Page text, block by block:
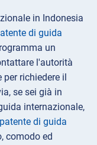
in Indonesia
di guida
un
l'autorità
richiedere il
se sei già in
internazionale,
di guida
comodo ed